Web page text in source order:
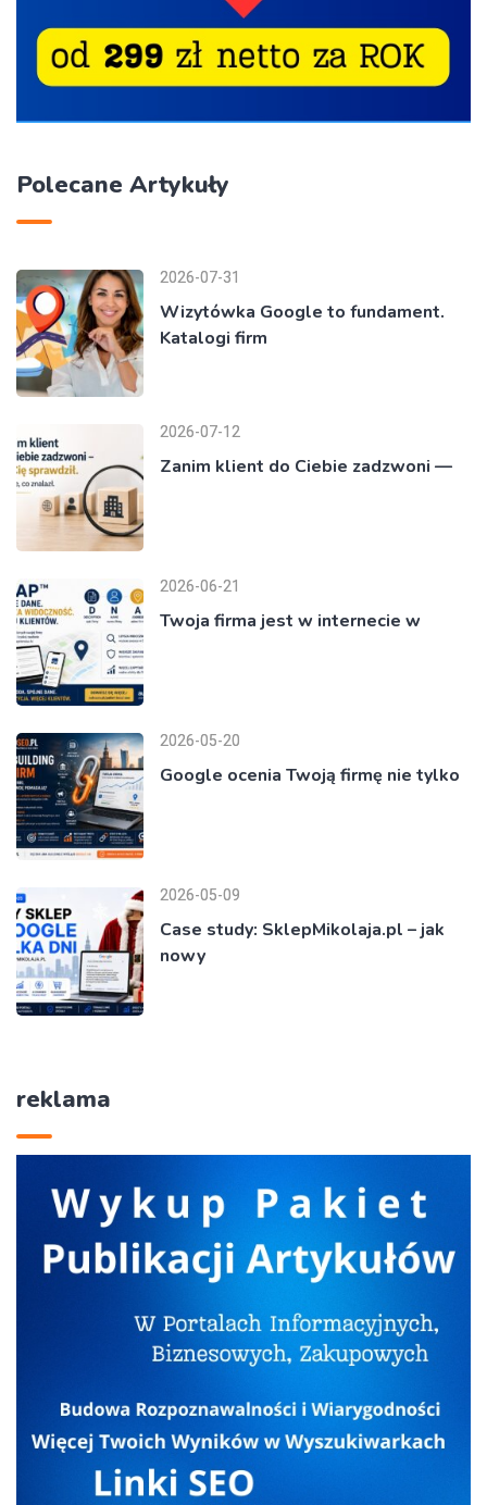
Polecane Artykuły
2026-07-31
Wizytówka Google to fundament.
Katalogi firm
2026-07-12
Zanim klient do Ciebie zadzwoni —
2026-06-21
Twoja firma jest w internecie w
2026-05-20
Google ocenia Twoją firmę nie tylko
2026-05-09
Case study: SklepMikolaja.pl – jak
nowy
reklama